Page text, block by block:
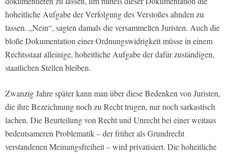
hoheitliche Aufgabe der Verfolgung des Verstoßes ahnden zu
lassen. „Nein“, sagten damals die versammelten Juristen. Auch die
bloße Dokumentation einer Ordnungswidrigkeit müsse in einem
Rechtsstaat alleinige, hoheitliche Aufgabe der dafür zuständigen,
staatlichen Stellen bleiben.
Zwanzig Jahre später kann man über diese Bedenken von Juristen,
die ihre Bezeichnung noch zu Recht trugen, nur noch sarkastisch
lachen. Die Beurteilung von Recht und Unrecht bei einer weitaus
bedeutsameren Problematik – der früher als Grundrecht
verstandenen Meinungsfreiheit – wird privatisiert. Die hoheitliche